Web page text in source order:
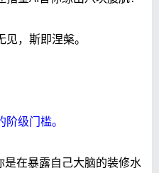
，斯即涅槃。
级门槛。
在暴露自己大脑的装修水